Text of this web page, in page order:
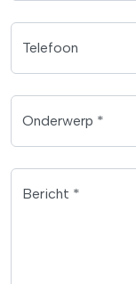
Telefoon
Onderwerp *
Bericht *